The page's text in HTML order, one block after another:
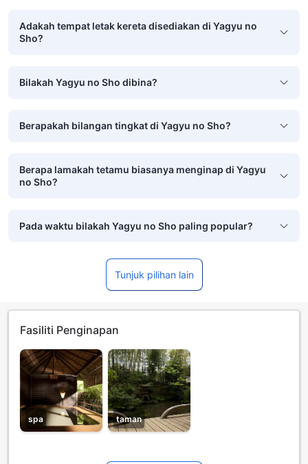
Adakah tempat letak kereta disediakan di Yagyu no
Sho?
Bilakah Yagyu no Sho dibina?
Berapakah bilangan tingkat di Yagyu no Sho?
Berapa lamakah tetamu biasanya menginap di Yagyu
no Sho?
Pada waktu bilakah Yagyu no Sho paling popular?
Tunjuk pilihan lain
Fasiliti Penginapan
spa taman